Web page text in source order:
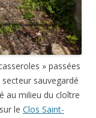
» passées
sauvegardé
au milieu du cloître
le Clos Saint-